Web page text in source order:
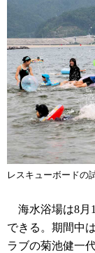
レスキューボードの
海水浴場は8月
できる。期間中
ラブの菊池健一